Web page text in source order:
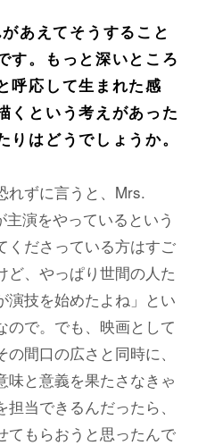
あえてそうすること
す。もっと深いところ
呼応して生まれた感
くという考えがあった
はどうでしょうか。
れずに言うと、Mrs.
演をやっているという
くださっている方はすご
ど、やっぱり世間の人た
演技を始めたよね」とい
ので。でも、映画として
間口の広さと同時に、
味と意義を果たさなきゃ
当できるんだったら、
てもらおうと思ったんで